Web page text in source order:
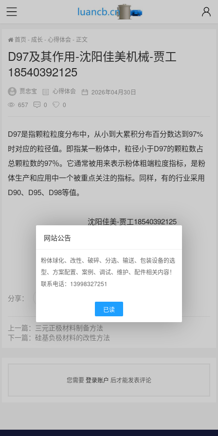
首页 - 成长 -心得体会 - 正文
D97及其作用-沈阳佳美机械-贾工
18540392125
贾忠宝 心得体会
2026年04月30日
657
0 0
D97是指颗粒粒度分布中，从小到大累积分布百分数达到97%
时对应的粒径值。即指某一粉体中，粒径小于D97的颗粒数占
总颗粒数的97％。它通常被用来表示粉体粗端粒度指标，是粉
体生产和应用中一个被重点关注的指标。同样，有的行业采用
D90、D95、D98等值。
沈阳佳美-贾工18540392125
分享：
上一篇：三元正极材料制备方法
下一篇：硅基负极材料的改性方法
您需要登录账户 后才能发表评论
网站公告
粉体球化、改性、破碎、分选、输送、包装设备的选
型、方案配置、案例、调试、维护、配件相关内容！
联系电话：13998327251
已读